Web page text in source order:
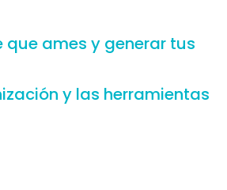
ames y generar tus
y las herramientas